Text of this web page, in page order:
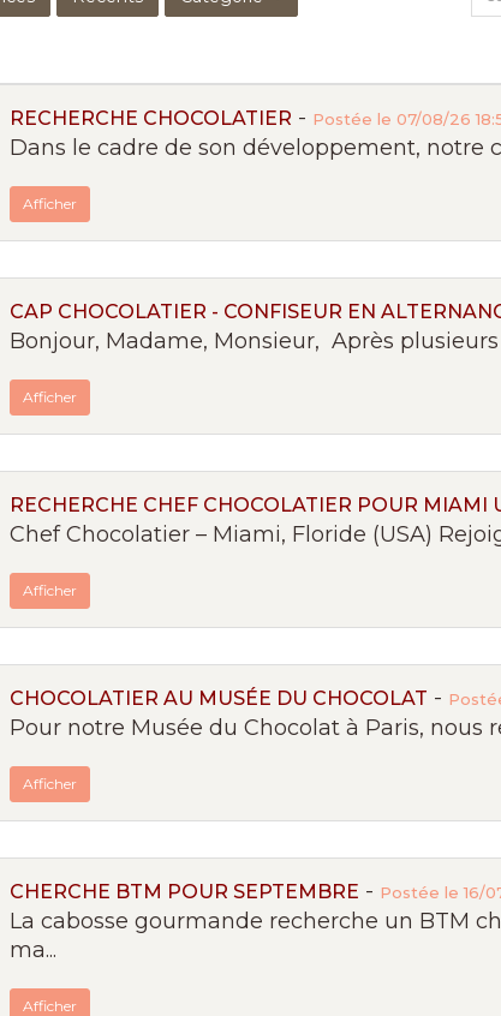
RECHERCHE CHOCOLATIER - Postée le 07/08/26
Dans le cadre de son développement, notre
Afficher
CAP CHOCOLATIER - CONFISEUR EN
Bonjour, Madame, Monsieur, Après
Afficher
RECHERCHE CHEF CHOCOLATIER POUR MIAMI
Chef Chocolatier – Miami, Floride (USA)
Afficher
CHOCOLATIER AU MUSÉE DU CHOCOLAT -
Pour notre Musée du Chocolat à Paris, nous
Afficher
CHERCHE BTM POUR SEPTEMBRE - Postée le 16/
La cabosse gourmande recherche un BTM
ma...
Afficher